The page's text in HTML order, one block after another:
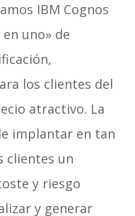
IBM Cognos
uno» de
los clientes del
atractivo. La
implantar en tan
clientes un
y riesgo
y generar